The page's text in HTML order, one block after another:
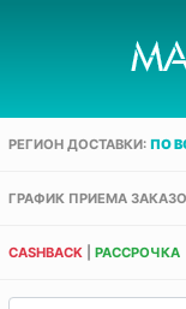
РЕГИОН ДОСТАВКИ: ПО
ГРАФИК ПРИЕМА
CASHBACK РАССРОЧКА